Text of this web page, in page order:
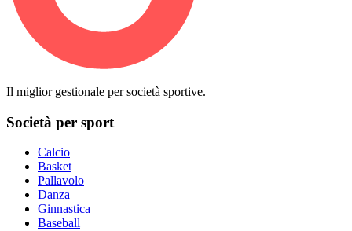
Il miglior gestionale per società sportive.
Società per sport
Calcio
Basket
Pallavolo
Danza
Ginnastica
Baseball